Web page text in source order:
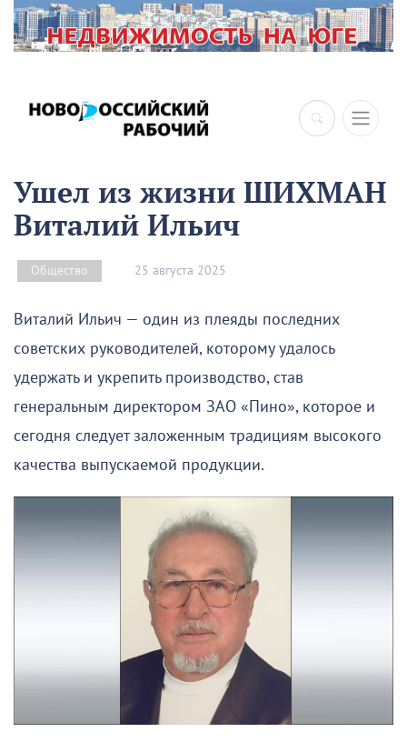
×
Ушел из жизни ШИХМАН
Виталий Ильич
Общество 25 августа 2025
Виталий Ильич — один из плеяды последних
советских руководителей, которому удалось
удержать и укрепить производство, став
генеральным директором ЗАО «Пино», которое и
сегодня следует заложенным традициям высокого
качества выпускаемой продукции.